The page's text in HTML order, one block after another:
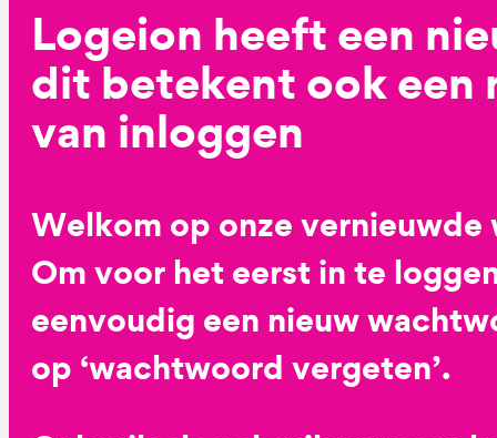
Logeion heeft een
dit betekent ook een
van inloggen
Welkom op onze vernieuwde
Om voor het eerst in te
eenvoudig een nieuw
op ‘wachtwoord vergeten’.